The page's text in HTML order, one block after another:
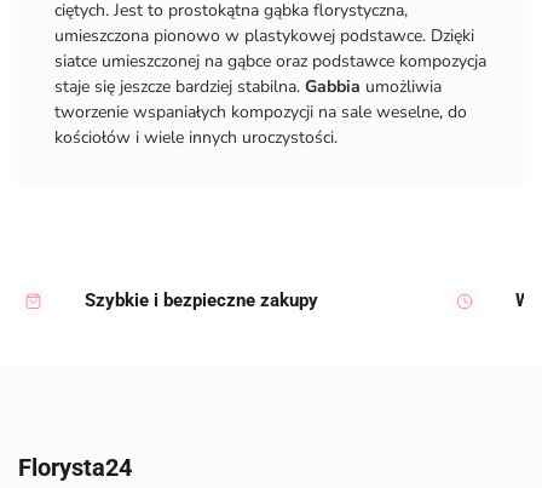
ciętych. Jest to prostokątna gąbka florystyczna,
umieszczona pionowo w plastykowej podstawce. Dzięki
siatce umieszczonej na gąbce oraz podstawce kompozycja
staje się jeszcze bardziej stabilna. Gabbia umożliwia
tworzenie wspaniałych kompozycji na sale weselne, do
kościołów i wiele innych uroczystości.
Szybkie i bezpieczne zakupy
Florysta24